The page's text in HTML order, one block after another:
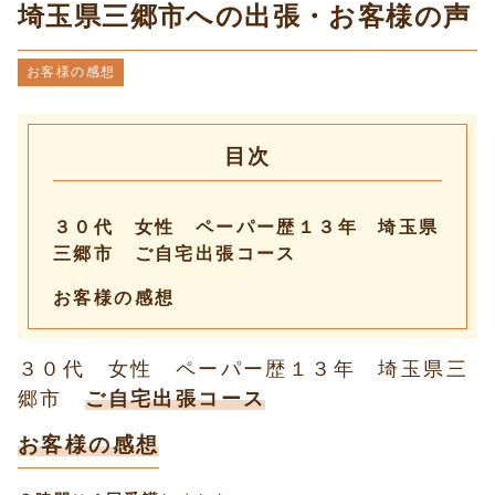
埼玉県三郷市への出張・お客様の声
お客様の感想
目次
３０代 女性 ペーパー歴１３年 埼玉県
三郷市 ご自宅出張コース
お客様の感想
３０代 女性 ペーパー歴１３年 埼玉県三
郷市ご自宅出張コース
お客様の感想